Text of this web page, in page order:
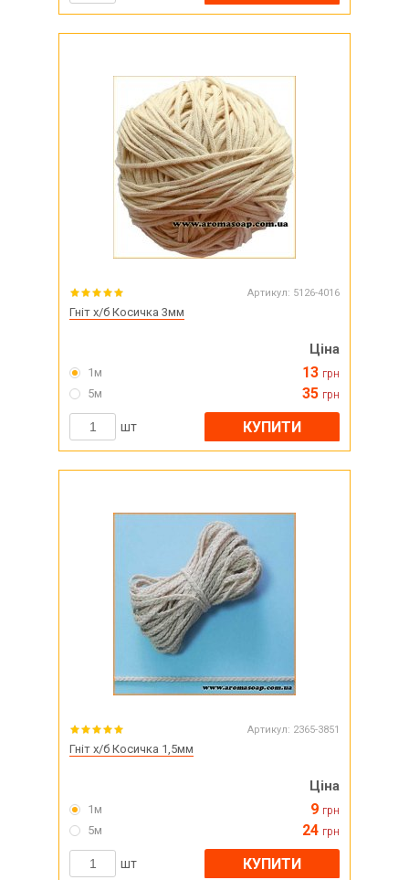
Артикул: 5126-4016
Гніт х/б Косичка 3мм
Ціна
1м 13 грн
5м 35 грн
шт КУПИТИ
Артикул: 2365-3851
Гніт х/б Косичка 1,5мм
Ціна
1м 9 грн
5м 24 грн
шт КУПИТИ